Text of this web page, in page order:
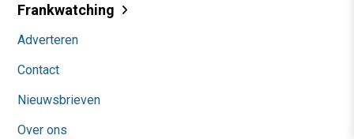
Frankwatching
Adverteren
Contact
Nieuwsbrieven
Over ons